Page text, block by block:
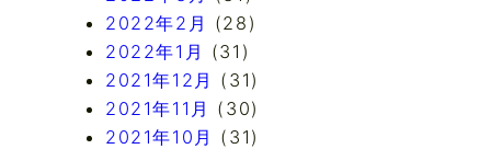
2022年2月 (28)
2022年1月 (31)
2021年12月 (31)
2021年11月 (30)
2021年10月 (31)